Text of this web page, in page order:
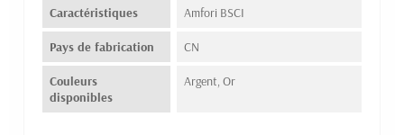
Caractéristiques Amfori BSCI
Pays de fabrication CN
Couleurs
disponibles
Argent, Or